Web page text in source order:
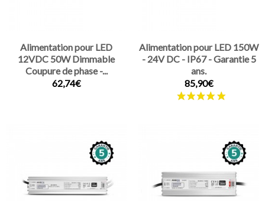
Alimentation pour LED
12VDC 50W Dimmable
Coupure de phase -...
62,74€
Alimentation pour LED 150W
- 24V DC - IP67 - Garantie 5
ans.
85,90€